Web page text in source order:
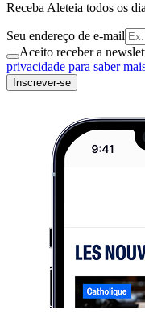
Receba Aleteia todos os
Seu endereço de e-mail
Aceito receber a
privacidade para saber
Inscrever-se